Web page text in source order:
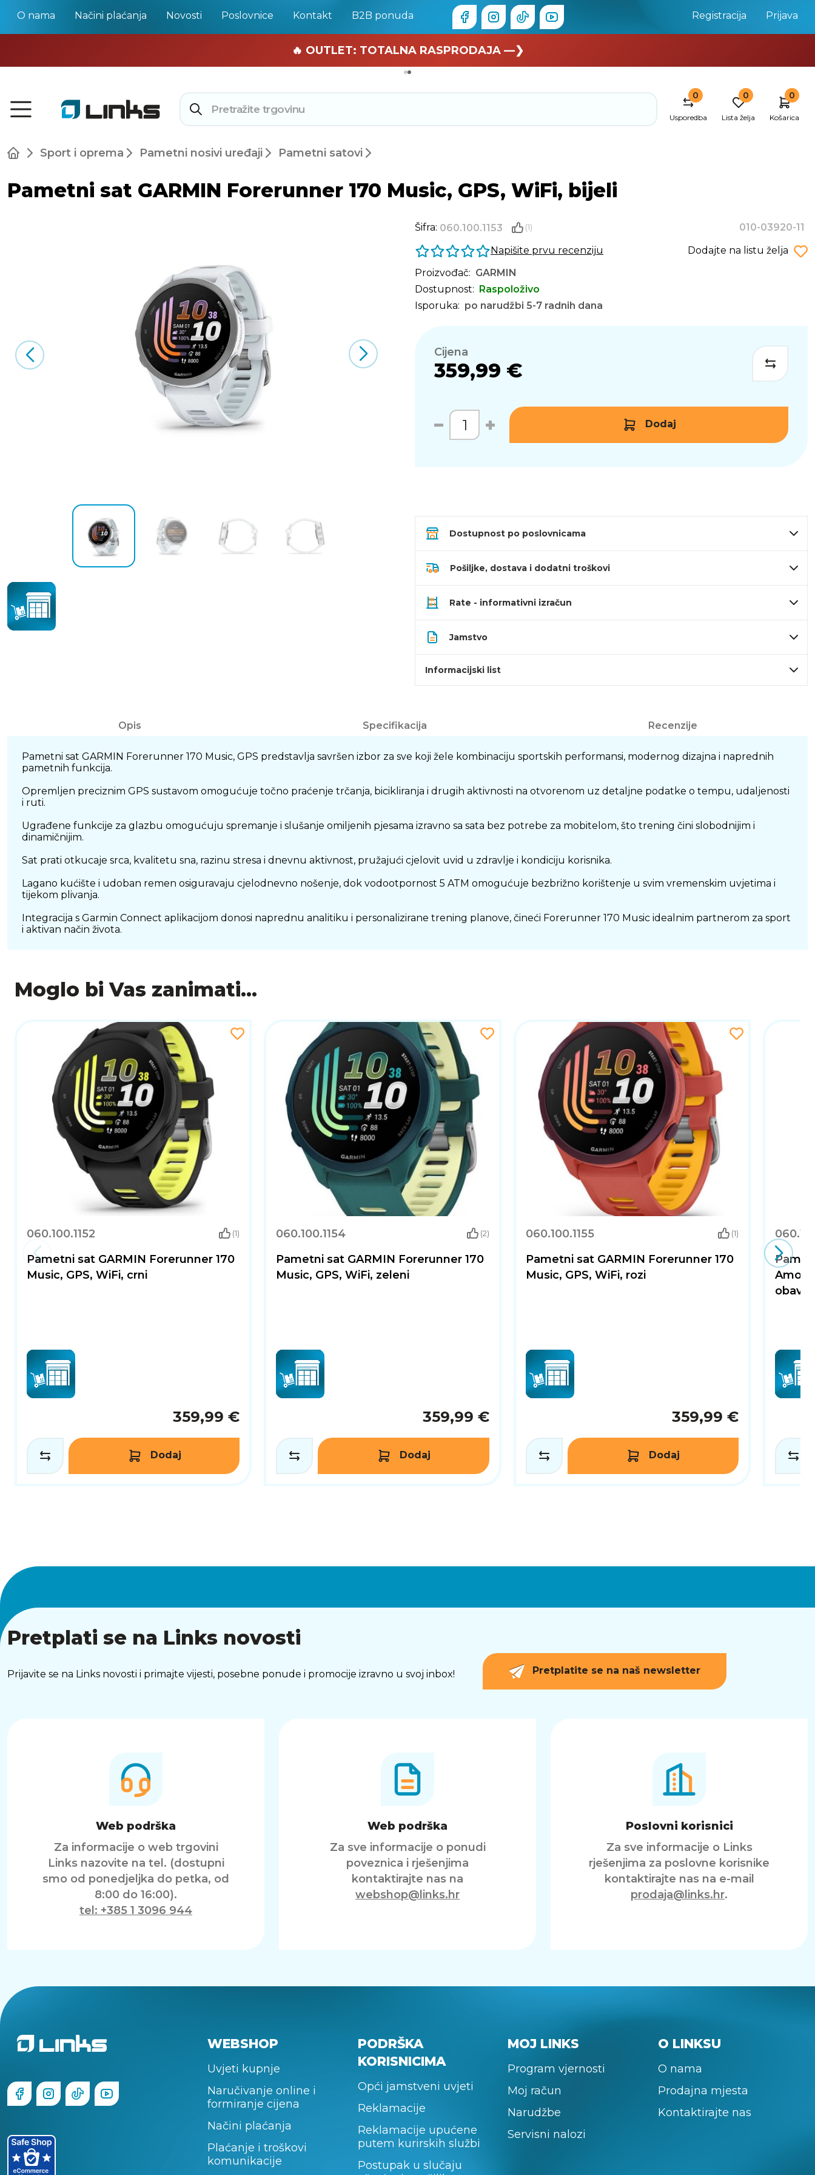
O nama Načini plaćanja Novosti Poslovnice Kontakt B2B ponuda Registracija Prijava
🏄 Zaslužuješ odmor —❯
🔥 OUTLET: TOTALNA RASPRODAJA —❯
0
Usporedba
0
Lista želja
0
Košarica
Sport i oprema Pametni nosivi uređaji Pametni satovi
Pametni sat GARMIN Forerunner 170 Music, GPS, WiFi, bijeli
Šifra: 060.100.1153 (1)
010-03920-11
Napišite prvu recenziju
Dodajte na listu želja
Proizvođač: GARMIN
Dostupnost: Raspoloživo
Isporuka: po narudžbi 5-7 radnih dana
Cijena
359,99 €
Dodaj
Dostupnost po poslovnicama
Pošiljke, dostava i dodatni troškovi
Rate - informativni izračun
Jamstvo
Informacijski list
Opis Specifikacija Recenzije
Pametni sat GARMIN Forerunner 170 Music, GPS predstavlja savršen izbor za sve koji žele kombinaciju sportskih performansi, modernog dizajna i naprednih
pametnih funkcija.
Opremljen preciznim GPS sustavom omogućuje točno praćenje trčanja, bicikliranja i drugih aktivnosti na otvorenom uz detaljne podatke o tempu, udaljenosti
i ruti.
Ugrađene funkcije za glazbu omogućuju spremanje i slušanje omiljenih pjesama izravno sa sata bez potrebe za mobitelom, što trening čini slobodnijim i
dinamičnijim.
Sat prati otkucaje srca, kvalitetu sna, razinu stresa i dnevnu aktivnost, pružajući cjelovit uvid u zdravlje i kondiciju korisnika.
Lagano kućište i udoban remen osiguravaju cjelodnevno nošenje, dok vodootpornost 5 ATM omogućuje bezbrižno korištenje u svim vremenskim uvjetima i
tijekom plivanja.
Integracija s Garmin Connect aplikacijom donosi naprednu analitiku i personalizirane trening planove, čineći Forerunner 170 Music idealnim partnerom za sport
i aktivan način života.
Moglo bi Vas zanimati...
060.100.1152 (1)
Pametni sat GARMIN Forerunner 170
Music, GPS, WiFi, crni
359,99 €
Dodaj
060.100.1154 (2)
Pametni sat GARMIN Forerunner 170
Music, GPS, WiFi, zeleni
359,99 €
Dodaj
060.100.1155 (1)
Pametni sat GARMIN Forerunner 170
Music, GPS, WiFi, rozi
359,99 €
Dodaj
Pretplati se na Links novosti
Prijavite se na Links novosti i primajte vijesti, posebne ponude i promocije izravno u svoj inbox! Pretplatite se na naš newsletter
Web podrška
Za informacije o web trgovini
Links nazovite na tel. (dostupni
smo od ponedjeljka do petka, od
8:00 do 16:00).
tel: +385 1 3096 944
Web podrška
Za sve informacije o ponudi
poveznica i rješenjima
kontaktirajte nas na
webshop@links.hr
Poslovni korisnici
Za sve informacije o Links
rješenjima za poslovne korisnike
kontaktirajte nas na e-mail
prodaja@links.hr.
WEBSHOP
Uvjeti kupnje
Naručivanje online i
formiranje cijena
Načini plaćanja
Plaćanje i troškovi
komunikacije
PODRŠKA
KORISNICIMA
Opći jamstveni uvjeti
Reklamacije
Reklamacije upućene
putem kurirskih službi
Postupak u slučaju
MOJ LINKS
Program vjernosti
Moj račun
Narudžbe
Servisni nalozi
O LINKSU
O nama
Prodajna mjesta
Kontaktirajte nas